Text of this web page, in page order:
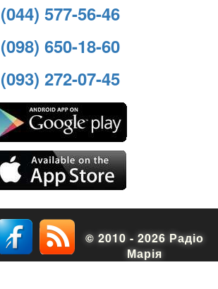
(044) 577-56-46
(098) 650-18-60
(093) 272-07-45
© 2010 - 2026 Радіо
Марія